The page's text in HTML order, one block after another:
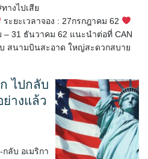
างไปเสีย
ระยะเวลาจอง : 27กรกฎาคม 62
– 31 ธันวาคม 62 แนะนำต่อที่ CAN
สนามบินสะอาด ใหญ่สะดวกสบาย
ไปกลับ
างแล้ว
ลับ อเมริกา